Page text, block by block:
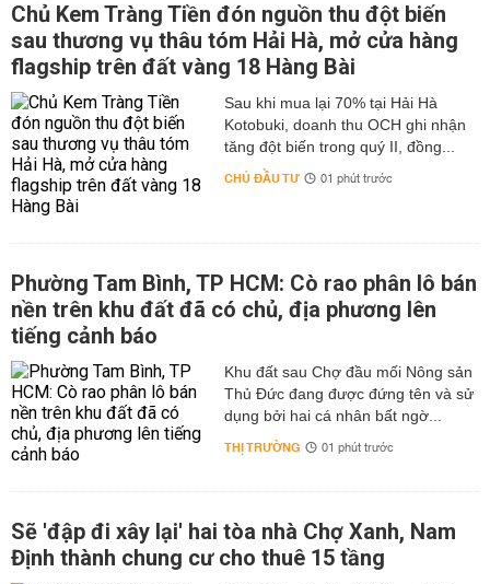
Chủ Kem Tràng Tiền đón nguồn thu đột biến
sau thương vụ thâu tóm Hải Hà, mở cửa hàng
flagship trên đất vàng 18 Hàng Bài
Sau khi mua lại 70% tại Hải Hà
Kotobuki, doanh thu OCH ghi nhận
tăng đột biến trong quý II, đồng...
CHỦ ĐẦU TƯ 01 phút trước
Phường Tam Bình, TP HCM: Cò rao phân lô bán
nền trên khu đất đã có chủ, địa phương lên
tiếng cảnh báo
Khu đất sau Chợ đầu mối Nông sản
Thủ Đức đang được đứng tên và sử
dụng bởi hai cá nhân bất ngờ...
THỊ TRƯỜNG 01 phút trước
Sẽ 'đập đi xây lại' hai tòa nhà Chợ Xanh, Nam
Định thành chung cư cho thuê 15 tầng